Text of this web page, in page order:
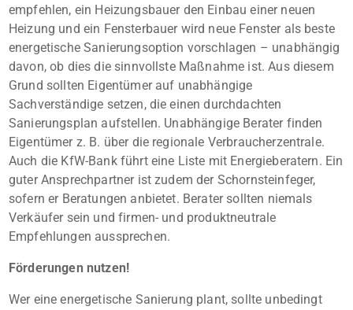
empfehlen, ein Heizungsbauer den Einbau einer neuen
Heizung und ein Fensterbauer wird neue Fenster als beste
energetische Sanierungsoption vorschlagen – unabhängig
davon, ob dies die sinnvollste Maßnahme ist. Aus diesem
Grund sollten Eigentümer auf unabhängige
Sachverständige setzen, die einen durchdachten
Sanierungsplan aufstellen. Unabhängige Berater finden
Eigentümer z. B. über die regionale Verbraucherzentrale.
Auch die KfW-Bank führt eine Liste mit Energieberatern. Ein
guter Ansprechpartner ist zudem der Schornsteinfeger,
sofern er Beratungen anbietet. Berater sollten niemals
Verkäufer sein und firmen- und produktneutrale
Empfehlungen aussprechen.
Förderungen nutzen!
Wer eine energetische Sanierung plant, sollte unbedingt